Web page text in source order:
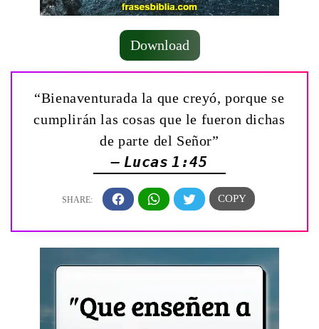
Download
“Bienaventurada la que creyó, porque se
cumplirán las cosas que le fueron dichas
de parte del Señor”
— Lucas 1:45